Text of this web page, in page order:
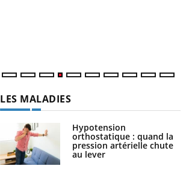
LES MALADIES
Hypotension
orthostatique : quand la
pression artérielle chute
au lever